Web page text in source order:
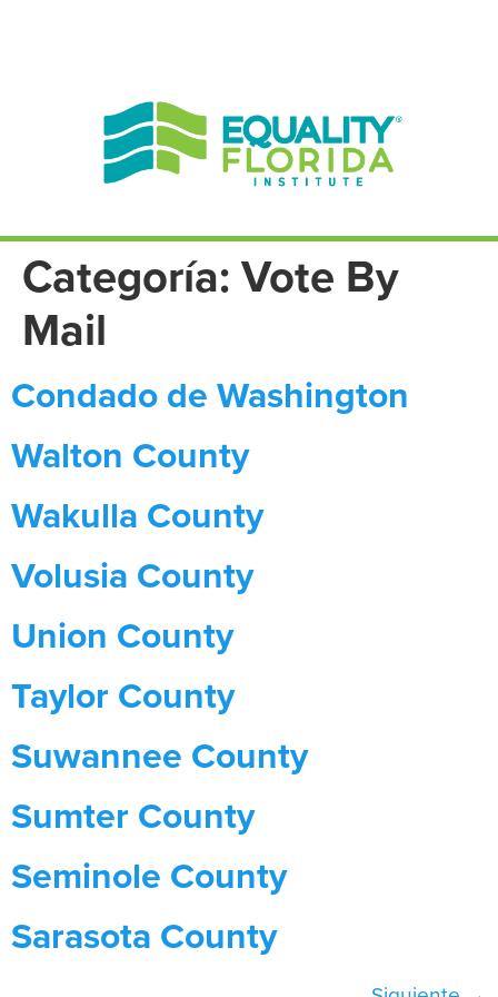
Categoría: Vote By
Mail
Condado de Washington
Walton County
Wakulla County
Volusia County
Union County
Taylor County
Suwannee County
Sumter County
Seminole County
Sarasota County